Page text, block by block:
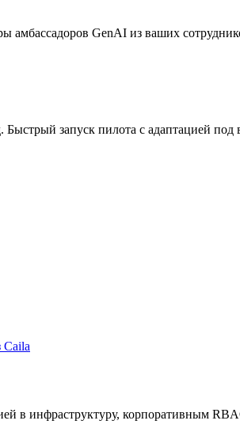
амбассадоров GenAI из ваших
запуск пилота с адаптацией под
Caila
в инфраструктуру, корпоративным